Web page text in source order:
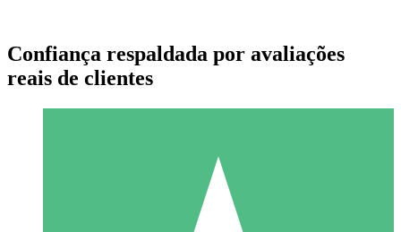
Pacotes de Créditos Individuais
Confiança respaldada por avaliações
reais de clientes